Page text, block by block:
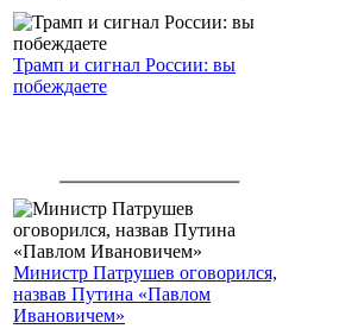
Трамп и сигнал России: вы
побеждаете
Министр Патрушев оговорился,
назвав Путина «Павлом
Ивановичем»